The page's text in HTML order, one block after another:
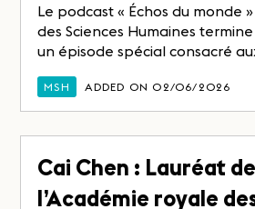
Le podcast « Échos du monde
des Sciences Humaines
un épisode spécial consacré
MSH ADDED ON 02/06/2026
Cai Chen : Lauréat de
l’Académie royale